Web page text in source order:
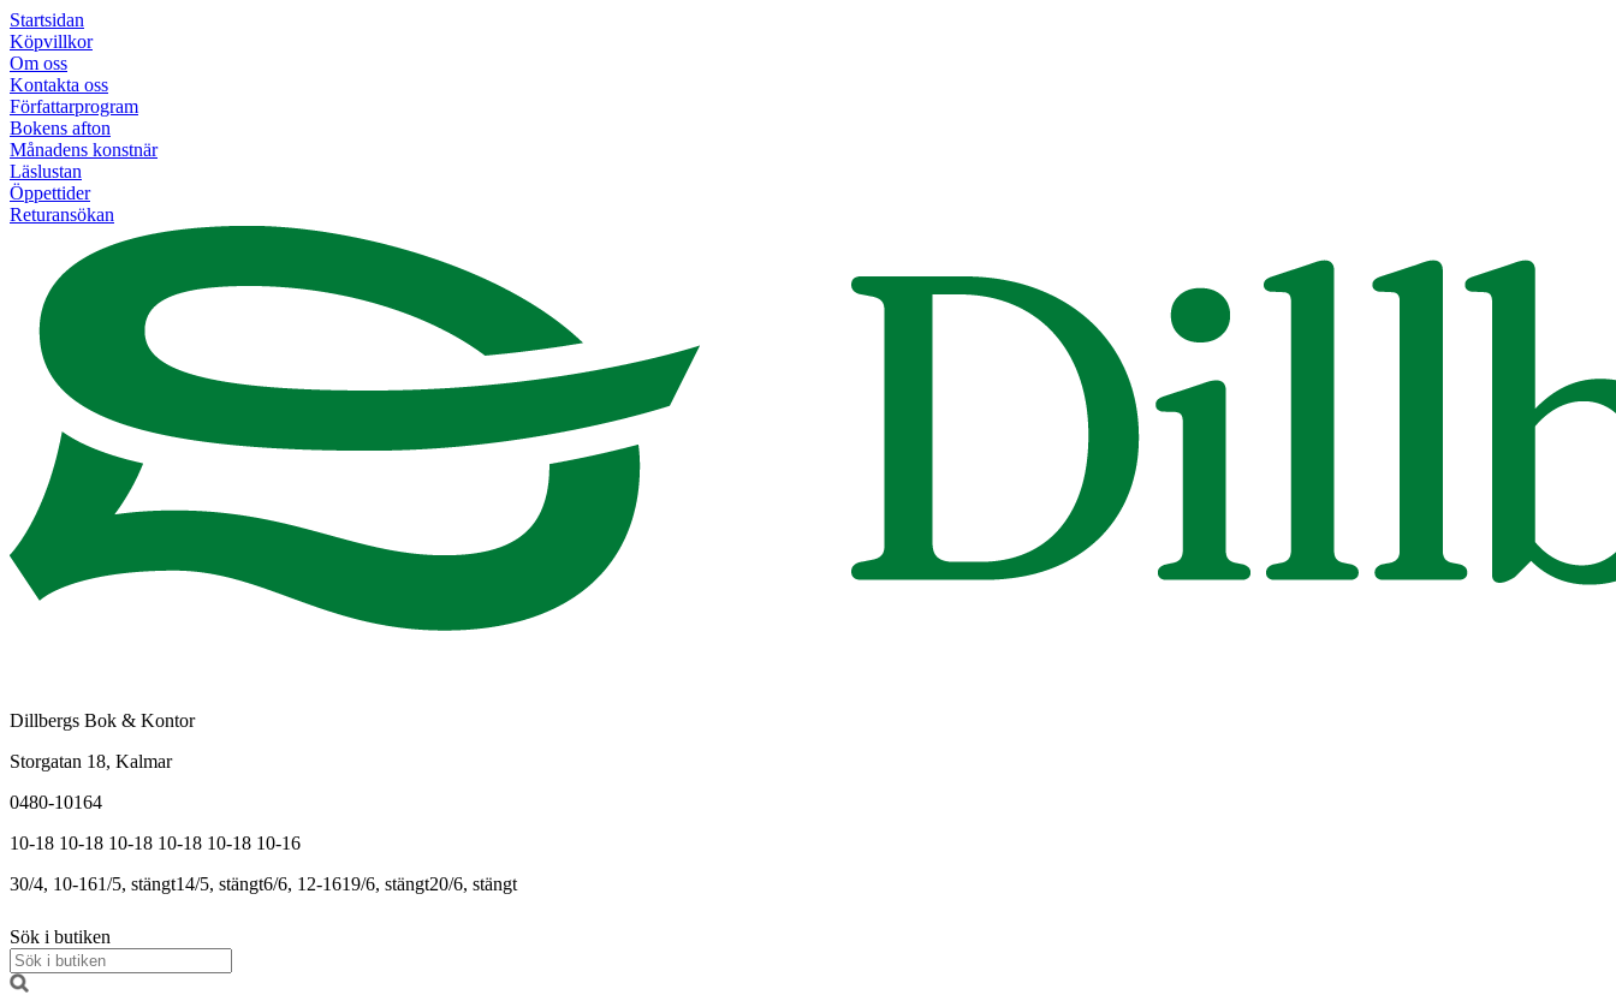
Startsidan
Köpvillkor
Om oss
Kontakta oss
Författarprogram
Bokens afton
Månadens konstnär
Läslustan
Öppettider
Returansökan
Dillbergs Bok & Kontor
Storgatan 18, Kalmar
0480-10164
10-18 10-18 10-18 10-18 10-18 10-16
30/4, 10-161/5, stängt14/5, stängt6/6, 12-1619/6, stängt20/6, stängt
Sök i butiken